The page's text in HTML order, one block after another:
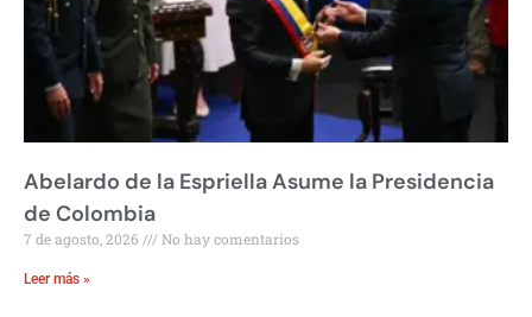
Abelardo de la Espriella Asume la Presidencia
de Colombia
7 de agosto, 2026 No hay comentarios
Leer más »